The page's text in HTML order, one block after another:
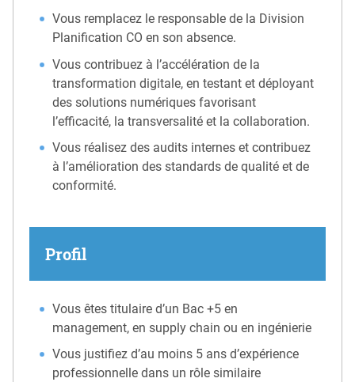
Vous remplacez le responsable de la Division
Planification CO en son absence.
Vous contribuez à l’accélération de la
transformation digitale, en testant et déployant
des solutions numériques favorisant
l’efficacité, la transversalité et la collaboration.
Vous réalisez des audits internes et contribuez
à l’amélioration des standards de qualité et de
conformité.
Profil
Vous êtes titulaire d’un Bac +5 en
management, en supply chain ou en ingénierie
Vous justifiez d’au moins 5 ans d’expérience
professionnelle dans un rôle similaire